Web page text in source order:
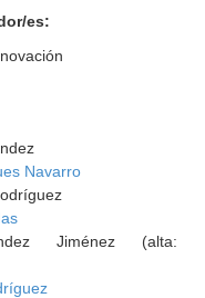
es:
Navarro
Jiménez (alta: